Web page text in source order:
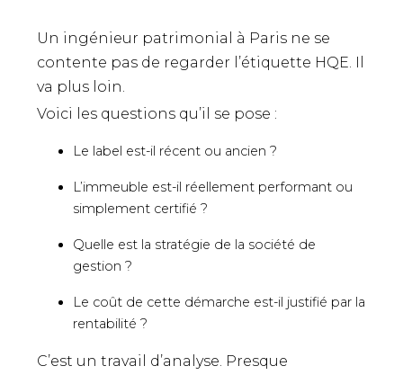
Un ingénieur patrimonial à Paris ne se
contente pas de regarder l’étiquette HQE. Il
va plus loin.
Voici les questions qu’il se pose :
Le label est-il récent ou ancien ?
L’immeuble est-il réellement performant ou
simplement certifié ?
Quelle est la stratégie de la société de
gestion ?
Le coût de cette démarche est-il justifié par la
rentabilité ?
C’est un travail d’analyse. Presque